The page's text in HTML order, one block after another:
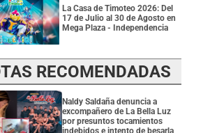
La Casa de Timoteo 2026: Del
17 de Julio al 30 de Agosto en
Mega Plaza - Independencia
RECOMENDADAS
Naldy Saldaña denuncia a
excompañero de La Bella Luz
por presuntos tocamientos
indebidos e intento de besarla